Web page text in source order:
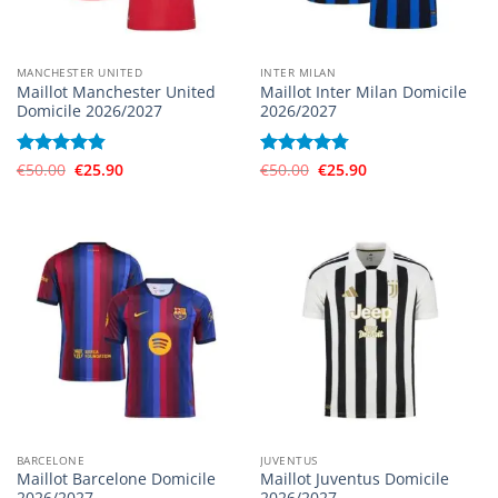
MANCHESTER UNITED
Maillot Manchester United
Domicile 2026/2027
Note4.83
€50.00 Le
prix
€25.90Le
INTER MILAN
Maillot Inter Milan Domicile
2026/2027
Note4.75
€50.00 Le
prix
€25.90Le
BARCELONE
Maillot Barcelone Domicile
JUVENTUS
Maillot Juventus Domicile